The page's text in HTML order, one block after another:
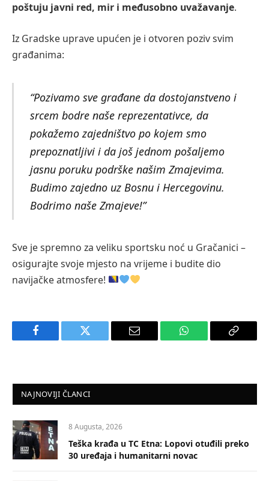
poštuju javni red, mir i međusobno uvažavanje.
Iz Gradske uprave upućen je i otvoren poziv svim
građanima:
“Pozivamo sve građane da dostojanstveno i
srcem bodre naše reprezentativce, da
pokažemo zajedništvo po kojem smo
prepoznatljivi i da još jednom pošaljemo
jasnu poruku podrške našim Zmajevima.
Budimo zajedno uz Bosnu i Hercegovinu.
Bodrimo naše Zmajeve!”
Sve je spremno za veliku sportsku noć u Gračanici –
osigurajte svoje mjesto na vrijeme i budite dio
navijačke atmosfere!
Facebook Twitter Email WhatsApp Copy
NAJNOVIJI ČLANCI
8 Augusta, 2026
Teška krađa u TC Etna: Lopovi otuđili preko
30 uređaja i humanitarni novac